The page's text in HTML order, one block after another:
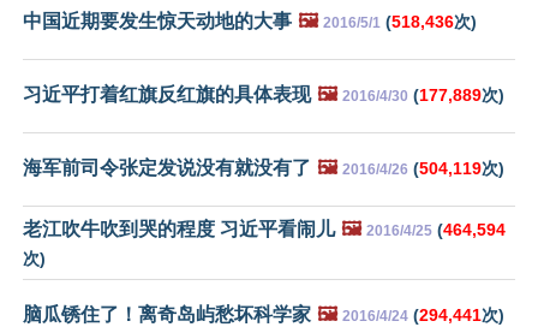
中国近期要发生惊天动地的大事 🖼️ 2016/5/1 (518,436次)
习近平打着红旗反红旗的具体表现 🖼️ 2016/4/30 (177,889次)
海军前司令张定发说没有就没有了 🖼️ 2016/4/26 (504,119次)
老江吹牛吹到哭的程度 习近平看闹儿 🖼️ 2016/4/25 (464,594
次)
脑瓜锈住了！离奇岛屿愁坏科学家 🖼️ 2016/4/24 (294,441次)